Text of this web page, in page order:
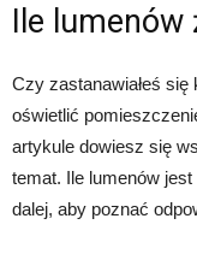
Ile lumenów
Czy zastanawiałeś
oświetlić
artykule dowiesz się
temat. Ile lumenów
dalej, aby poznać